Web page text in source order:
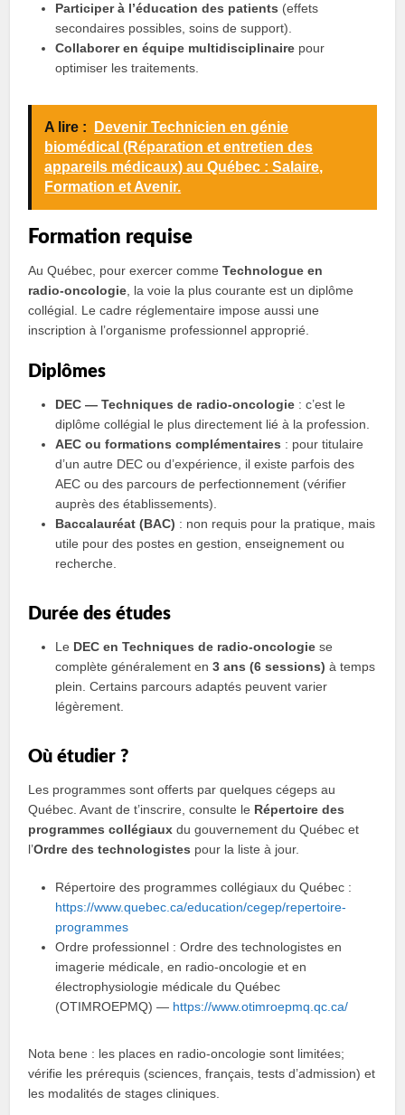
Participer à l’éducation des patients (effets
secondaires possibles, soins de support).
Collaborer en équipe multidisciplinaire pour
optimiser les traitements.
A lire :
Devenir Technicien en génie
biomédical (Réparation et entretien des
appareils médicaux) au Québec : Salaire,
Formation et Avenir.
Formation requise
Au Québec, pour exercer commeTechnologue en
radio‑oncologie , la voie la plus courante est un diplôme
collégial. Le cadre réglementaire impose aussi une
inscription à l’organisme professionnel approprié.
Diplômes
DEC — Techniques de radio‑oncologie : c’est le
diplôme collégial le plus directement lié à la profession.
AEC ou formations complémentaires : pour titulaire
d’un autre DEC ou d’expérience, il existe parfois des
AEC ou des parcours de perfectionnement (vérifier
auprès des établissements).
Baccalauréat (BAC) : non requis pour la pratique, mais
utile pour des postes en gestion, enseignement ou
recherche.
Durée des études
Le DEC en Techniques de radio‑oncologie se
complète généralement en3 ans (6 sessions) à temps
plein. Certains parcours adaptés peuvent varier
légèrement.
Où étudier ?
Les programmes sont offerts par quelques cégeps au
Québec. Avant de t’inscrire, consulte le Répertoire des
programmes collégiaux du gouvernement du Québec et
l’Ordre des technologistes pour la liste à jour.
Répertoire des programmes collégiaux du Québec :
https://www.quebec.ca/education/cegep/repertoire-
programmes
Ordre professionnel : Ordre des technologistes en
imagerie médicale, en radio‑oncologie et en
électrophysiologie médicale du Québec
(OTIMROEPMQ) — https://www.otimroepmq.qc.ca/
Nota bene : les places en radio‑oncologie sont limitées;
vérifie les prérequis (sciences, français, tests d’admission) et
les modalités de stages cliniques.